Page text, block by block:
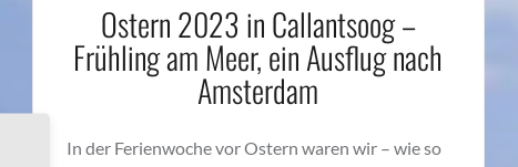
Ostern 2023 in Callantsoog –
Frühling am Meer, ein Ausflug nach
Amsterdam
In der Ferienwoche vor Ostern waren wir – wie so